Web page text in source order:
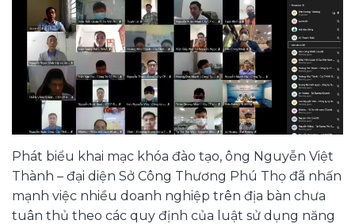
Phát biểu khai mạc khóa đào tạo, ông Nguyễn Việt
Thành – đại diện Sở Công Thương Phú Thọ đã nhấn
mạnh việc nhiều doanh nghiệp trên địa bàn chưa
tuân thủ theo các quy định của luật sử dụng năng